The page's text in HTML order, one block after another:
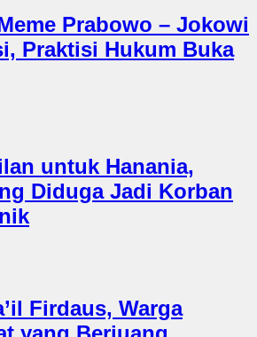
Prabowo – Jokowi
Praktisi Hukum Buka
untuk Hanania,
Diduga Jadi Korban
Firdaus, Warga